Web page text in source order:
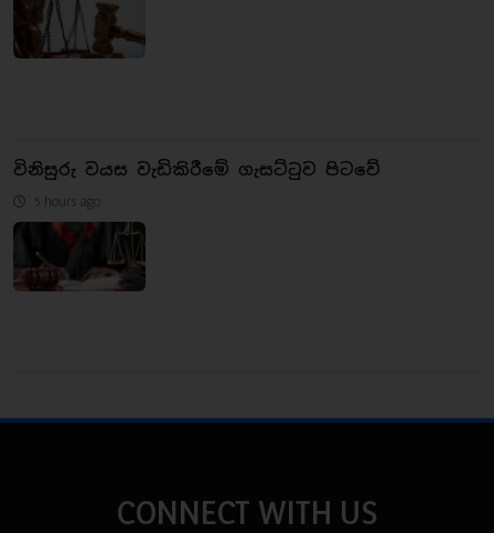
විනිසුරු වයස වැඩිකිරීමේ ගැසට්ටුව පිටවේ
5 hours ago
CONNECT WITH US